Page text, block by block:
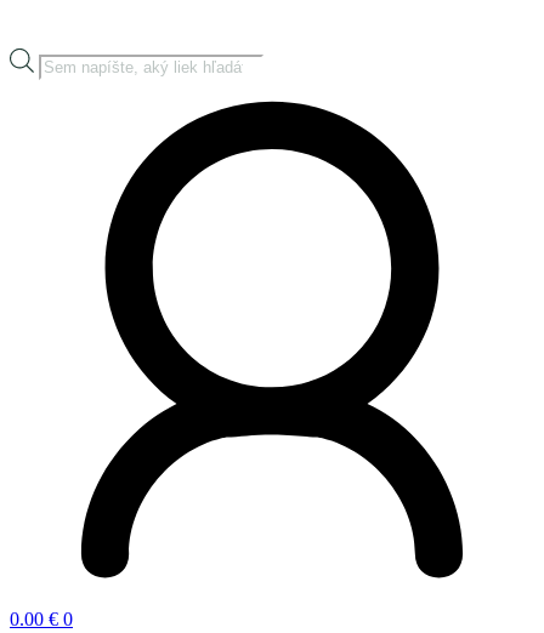
Products
search
0.00 € 0